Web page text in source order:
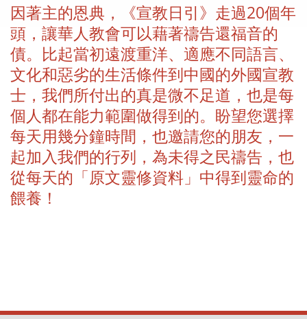
因著主的恩典，《宣教日引》走過20個年
頭，讓華人教會可以藉著禱告還福音的
債。比起當初遠渡重洋、適應不同語言、
文化和惡劣的生活條件到中國的外國宣教
士，我們所付出的真是微不足道，也是每
個人都在能力範圍做得到的。盼望您選擇
每天用幾分鐘時間，也邀請您的朋友，一
起加入我們的行列，為未得之民禱告，也
從每天的「原文靈修資料」中得到靈命的
餵養！